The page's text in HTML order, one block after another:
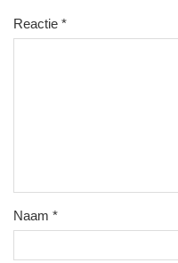
Reactie *
Naam *